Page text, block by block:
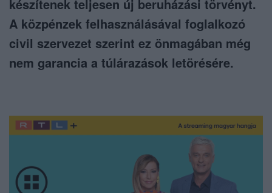
készítenek teljesen új beruházási törvényt.
A közpénzek felhasználásával foglalkozó
civil szervezet szerint ez önmagában még
nem garancia a túlárazások letörésére.